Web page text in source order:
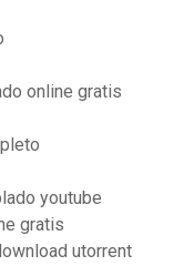
online gratis
youtube
gratis
utorrent